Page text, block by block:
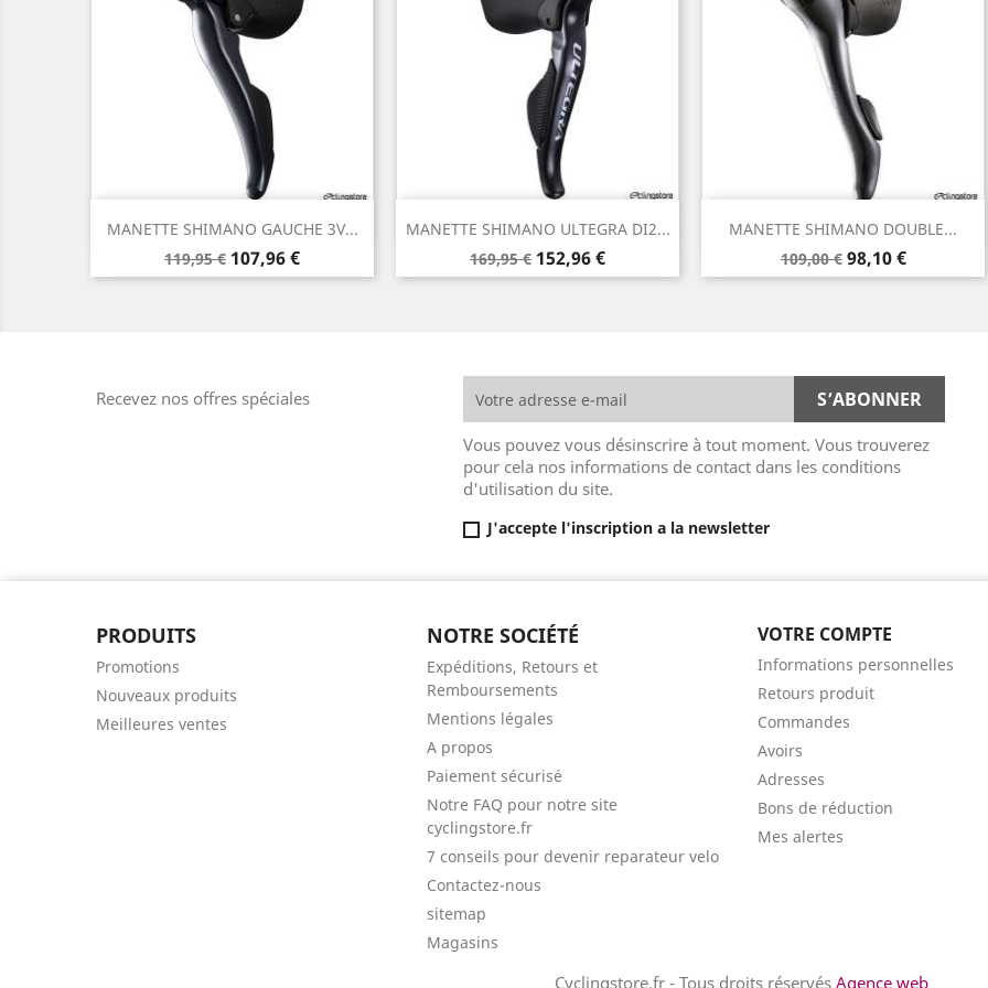
MANETTE SHIMANO GAUCHE 3V...
Prix
de
119,95 € Prix
107,96 €
 Aperçu rapide MANETTE SHIMANO ULTEGRA DI2...
Prix
de
169,95 € Prix
152,96 €
Aperçu rapide MANETTE SHIMANO DOUBLE...
Prix
de
109,00 € Prix
98,10 €
Aperçu rapide
Recevez nos offres spéciales
Vous pouvez vous désinscrire à tout moment. Vous trouverez
pour cela nos informations de contact dans les conditions
d'utilisation du site.
J'accepte l'inscription a la newsletter
PRODUITS
Promotions
Nouveaux produits
Meilleures ventes
NOTRE SOCIÉTÉ
Expéditions, Retours et
Remboursements
Mentions légales
A propos
Paiement sécurisé
Notre FAQ pour notre site
cyclingstore.fr
7 conseils pour devenir reparateur velo
Contactez-nous
sitemap
Magasins
VOTRE COMPTE
Informations personnelles
Retours produit
Commandes
Avoirs
Adresses
Bons de réduction
Mes alertes
Cyclingstore.fr - Tous droits réservés Agence web